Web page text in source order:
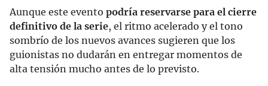
Aunque este evento podría reservarse para el cierre
definitivo de la serie, el ritmo acelerado y el tono
sombrío de los nuevos avances sugieren que los
guionistas no dudarán en entregar momentos de
alta tensión mucho antes de lo previsto.